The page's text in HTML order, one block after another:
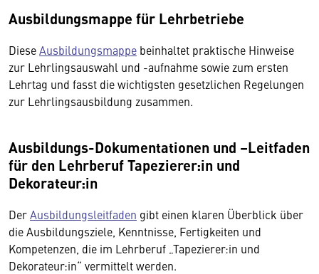
Ausbildungsmappe für Lehrbetriebe
DieseAusbildungsmappe beinhaltet praktische Hinweise
zur Lehrlingsauswahl und -aufnahme sowie zum ersten
Lehrtag und fasst die wichtigsten gesetzlichen Regelungen
zur Lehrlingsausbildung zusammen.
Ausbildungs-Dokumentationen und –Leitfaden
für den Lehrberuf Tapezierer:in und
Dekorateur:in
DerAusbildungsleitfaden gibt einen klaren Überblick über
die Ausbildungsziele, Kenntnisse, Fertigkeiten und
Kompetenzen, die im Lehrberuf „Tapezierer:in und
Dekorateur:in“ vermittelt werden.